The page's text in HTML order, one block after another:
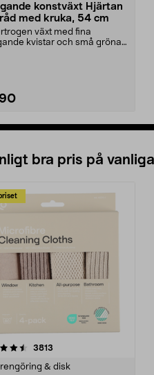
konstväxt Hjärtan
med kruka, 54 cm
växt med fina
kvistar och små gröna
bra pris på
3813
& disk
4.0av 5 stjärnor